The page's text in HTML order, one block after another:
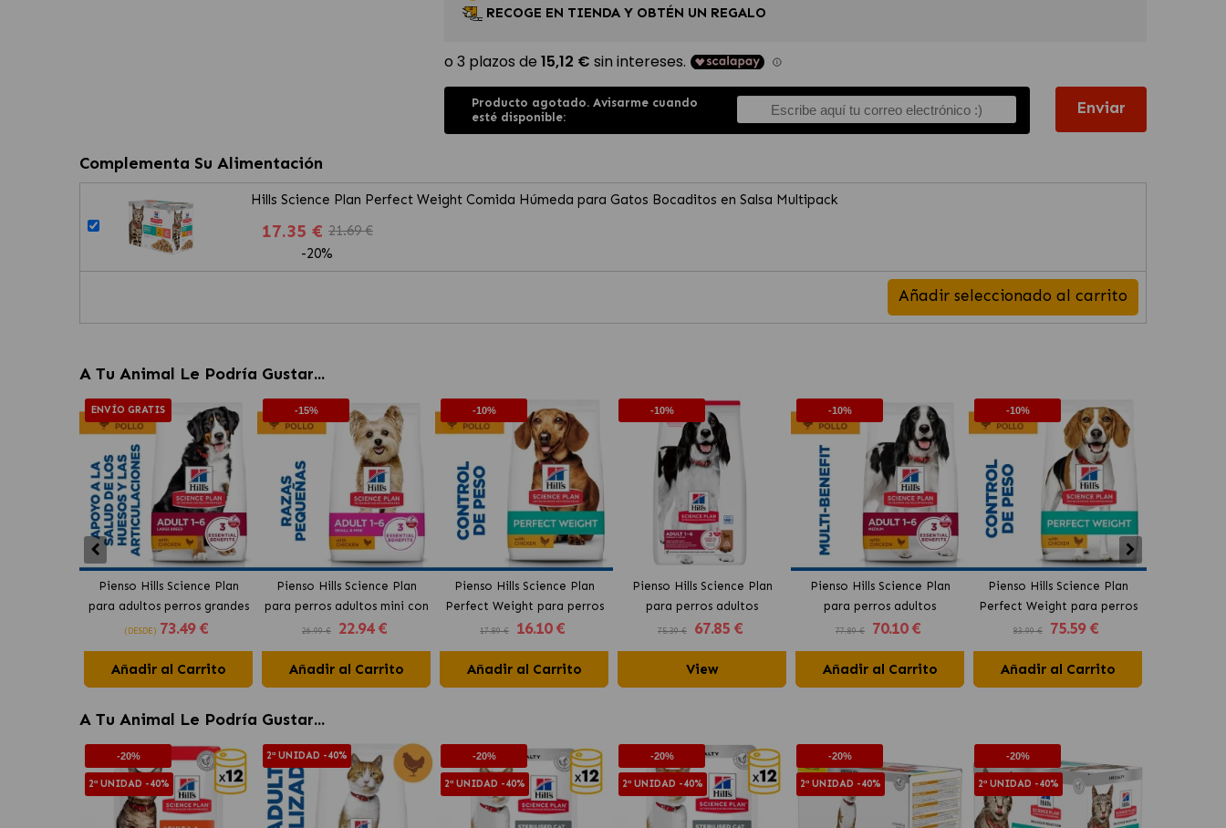
RECOGE EN TIENDA Y OBTÉN UN REGALO
Producto agotado. Avisarme cuando
esté disponible:
Enviar
Complementa Su Alimentación
Hills Science Plan Perfect Weight Comida Húmeda para Gatos Bocaditos en Salsa Multipack
17.35 € 21.69 €
-20%
Añadir seleccionado al carrito
A Tu Animal Le Podría Gustar...
ENVÍO GRATIS
Pienso Hills Science Plan
para adultos perros grandes
sabor pollo
(DESDE) 73.49 €
Añadir al Carrito
-15%
Pienso Hills Science Plan
para perros adultos mini con
pollo
26.99 € 22.94 €
Añadir al Carrito
-10%
Pienso Hills Science Plan
Perfect Weight para perros
mini con pollo
17.89 € 16.10 €
Añadir al Carrito
-10%
Pienso Hills Science Plan
para perros adultos
medianos con cordero y
75.39 € 67.85 €
View
-10%
Pienso Hills Science Plan
para perros adultos
medianos con pollo
77.89 € 70.10 €
Añadir al Carrito
-10%
Pienso Hills Science Plan
Perfect Weight para perros
medianos
83.99 € 75.59 €
Añadir al Carrito
A Tu Animal Le Podría Gustar...
-20%
2ª UNIDAD -40%
2ª UNIDAD -40% -20%
2ª UNIDAD -40%
-20%
2ª UNIDAD -40%
-20%
2ª UNIDAD -40%
-20%
2ª UNIDAD -40%